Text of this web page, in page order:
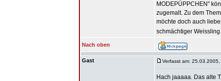
MODEPÜPPCHEN"
zugemalt. Zu dem
möchte doch auch
schmächtiger
Nach oben
Gast Verfasst am:
Hach jaaaaa. Das alte